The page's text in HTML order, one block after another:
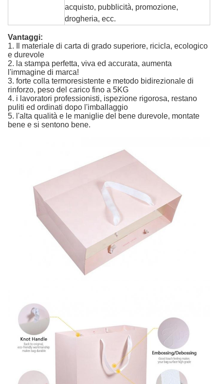
acquisto, pubblicità, promozione,
drogheria, ecc.
Vantaggi:
1. Il materiale di carta di grado superiore, ricicla, ecologico
e durevole
2. la stampa perfetta, viva ed accurata, aumenta
l'immagine di marca!
3. forte colla termoresistente e metodo bidirezionale di
rinforzo, peso del carico fino a 5KG
4. i lavoratori professionisti, ispezione rigorosa, restano
puliti ed ordinati dopo l'imballaggio
5. l'alta qualità e le maniglie del bene durevole, montate
bene e si sentono bene.